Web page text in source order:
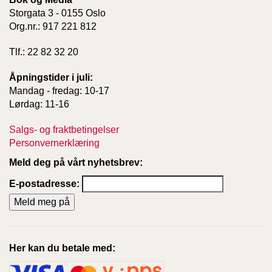
Storgata 3 - 0155 Oslo
Org.nr.: 917 221 812
Tlf.: 22 82 32 20
Åpningstider i juli:
Mandag - fredag: 10-17
Lørdag: 11-16
Salgs- og fraktbetingelser
Personvernerklæring
Meld deg på vårt nyhetsbrev:
E-postadresse:
Her kan du betale med: